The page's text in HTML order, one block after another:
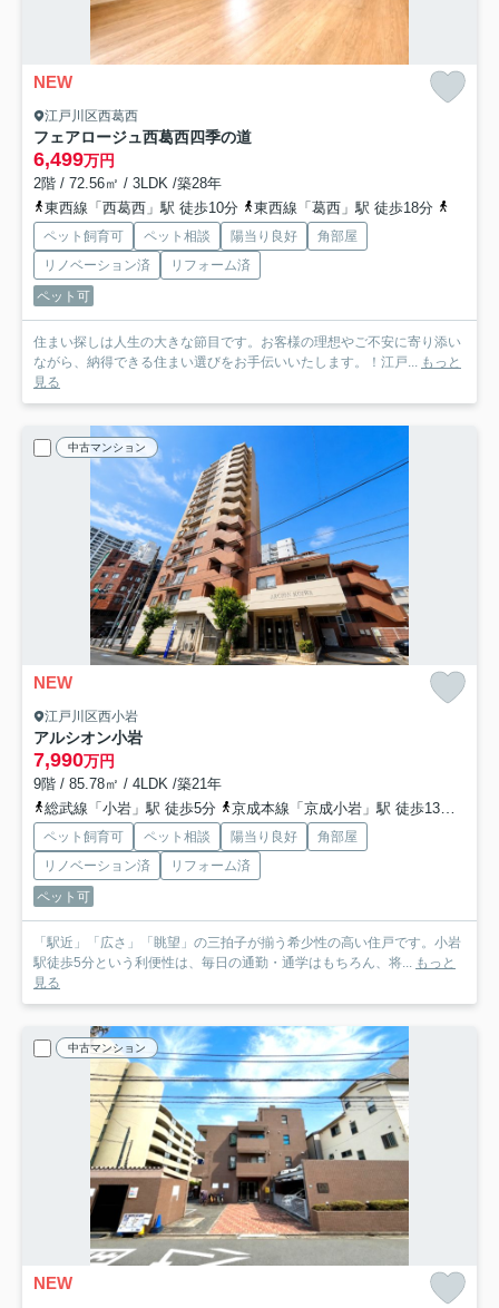
NEW
江戸川区西葛西
フェアロージュ西葛西四季の道
6,499万円
2階 / 72.56㎡ / 3LDK /築28年
東西線「西葛西」駅 徒歩10分
東西線「葛西」駅 徒歩18分
ペット飼育可 ペット相談 陽当り良好
角部屋
リノベーション済
リフォーム済
ペット可
住まい探しは人生の大きな節目です。お客様の理想やご不安に寄り添い
ながら、納得できる住まい選びをお手伝いいたします。！江戸... もっと
見る
中古マンション
NEW
江戸川区西小岩
アルシオン小岩
7,990万円
9階 / 85.78㎡ / 4LDK /築21年
総武線「小岩」駅 徒歩5分
京成本線「京成小岩」駅 徒歩13分
ペット飼育可 ペット相談 陽当り良好
角部屋
リノベーション済
リフォーム済
ペット可
「駅近」「広さ」「眺望」の三拍子が揃う希少性の高い住戸です。小岩
駅徒歩5分という利便性は、毎日の通勤・通学はもちろん、将... もっと
見る
中古マンション
NEW